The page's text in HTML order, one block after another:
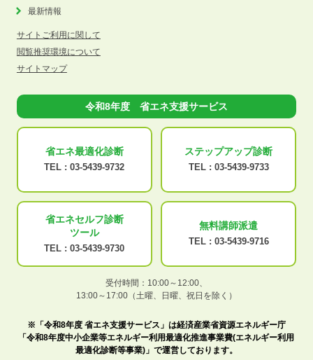
最新情報
サイトご利用に関して
閲覧推奨環境について
サイトマップ
令和8年度 省エネ支援サービス
省エネ最適化診断
TEL : 03-5439-9732
ステップアップ診断
TEL : 03-5439-9733
省エネセルフ診断
ツール
TEL : 03-5439-9730
無料講師派遣
TEL : 03-5439-9716
受付時間：10:00～12:00、
13:00～17:00（土曜、日曜、祝日を除く）
※「令和8年度 省エネ支援サービス」は経済産業省資源エネルギー庁
「令和8年度中小企業等エネルギー利用最適化推進事業費(エネルギー利用
最適化診断等事業)」で運営しております。